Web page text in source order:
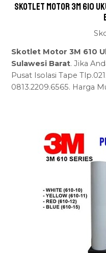
Skotlet Motor 3M 610
Skotlet Motor 3M 610
Sulawesi Barat. Jika
Pusat Isolasi Tape
0813.2209.6565. Harga